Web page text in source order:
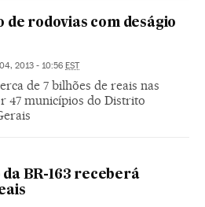
de rodovias com deságio
2013 - 10:56 EST
de 7 bilhões de reais nas
47 municípios do Distrito
BR-163 receberá